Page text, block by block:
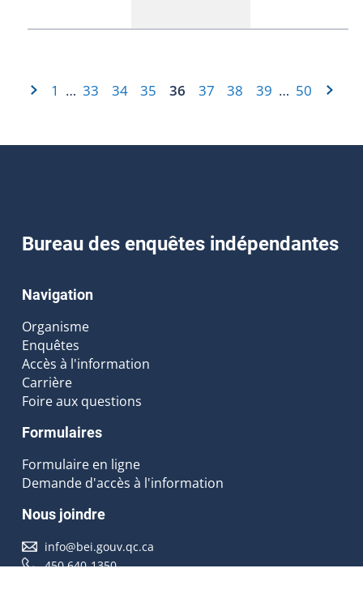
1 … 33 34 35 36 37 38 39 … 50
Bureau des enquêtes indépendantes
Navigation
Organisme
Enquêtes
Accès à l'information
Carrière
Foire aux questions
Formulaires
Formulaire en ligne
Demande d'accès à l'information
Nous joindre
info@bei.gouv.qc.ca
450 640-1350